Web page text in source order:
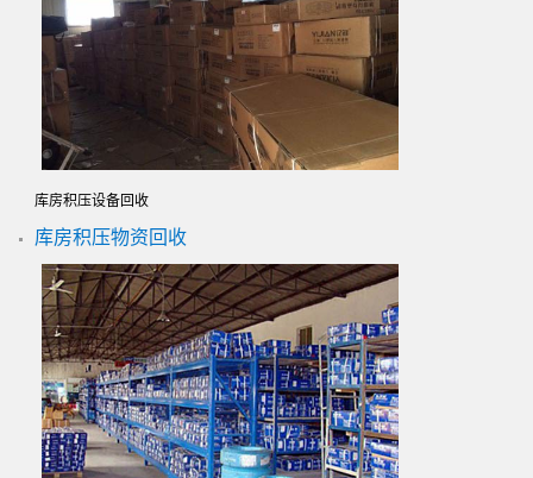
库房积压设备回收
库房积压物资回收